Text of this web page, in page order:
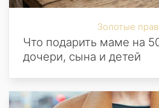
Золотые
Что подарить маме на
дочери, сына и детей